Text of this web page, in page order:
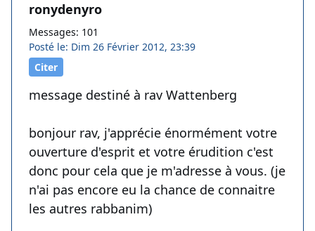
ronydenyro
Messages: 101
Posté le: Dim 26 Février 2012, 23:39
Citer
message destiné à rav Wattenberg
bonjour rav, j'apprécie énormément votre
ouverture d'esprit et votre érudition c'est
donc pour cela que je m'adresse à vous. (je
n'ai pas encore eu la chance de connaitre
les autres rabbanim)